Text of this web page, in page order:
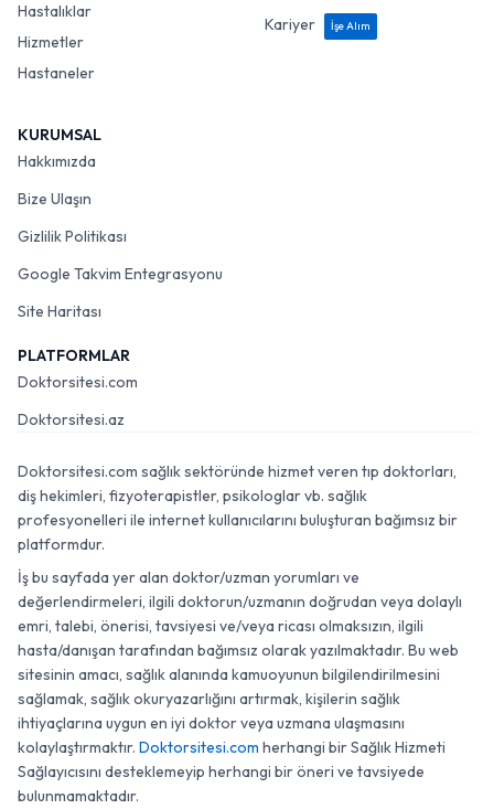
Hastalıklar
Hizmetler
Hastaneler
Kariyer
İşe Alım
KURUMSAL
Hakkımızda
Bize Ulaşın
Gizlilik Politikası
Google Takvim Entegrasyonu
Site Haritası
PLATFORMLAR
Doktorsitesi.com
Doktorsitesi.az
Doktorsitesi.com sağlık sektöründe hizmet veren tıp doktorları,
diş hekimleri, fizyoterapistler, psikologlar vb. sağlık
profesyonelleri ile internet kullanıcılarını buluşturan bağımsız bir
platformdur.
İş bu sayfada yer alan doktor/uzman yorumları ve
değerlendirmeleri, ilgili doktorun/uzmanın doğrudan veya dolaylı
emri, talebi, önerisi, tavsiyesi ve/veya ricası olmaksızın, ilgili
hasta/danışan tarafından bağımsız olarak yazılmaktadır. Bu web
sitesinin amacı, sağlık alanında kamuoyunun bilgilendirilmesini
sağlamak, sağlık okuryazarlığını artırmak, kişilerin sağlık
ihtiyaçlarına uygun en iyi doktor veya uzmana ulaşmasını
kolaylaştırmaktır. Doktorsitesi.com herhangi bir Sağlık Hizmeti
Sağlayıcısını desteklemeyip herhangi bir öneri ve tavsiyede
bulunmamaktadır.